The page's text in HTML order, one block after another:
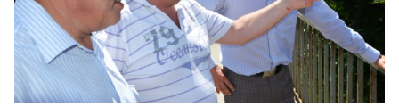
PROGRAMME
WICHTIGE BESCHLÜSSE DER CDU BRANDENBURG
75 JAHRE CDU BRANDENBURG
PRESSE